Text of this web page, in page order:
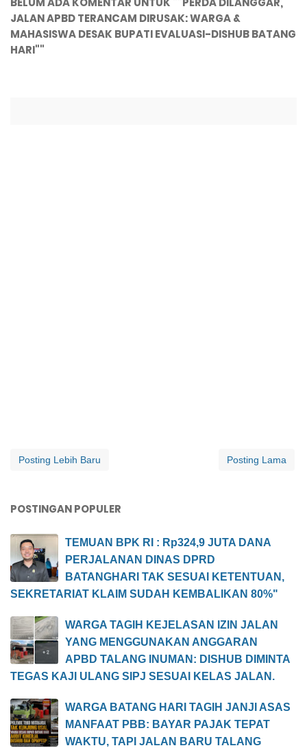
JALAN APBD TERANCAM DIRUSAK: WARGA &
MAHASISWA DESAK BUPATI EVALUASI-DISHUB BATANG
HARI""
Posting Lebih Baru Posting Lama
POSTINGAN POPULER
TEMUAN BPK RI : Rp324,9 JUTA DANA
PERJALANAN DINAS DPRD
BATANGHARI TAK SESUAI KETENTUAN,
SEKRETARIAT KLAIM SUDAH KEMBALIKAN 80%"
WARGA TAGIH KEJELASAN IZIN JALAN
YANG MENGGUNAKAN ANGGARAN
APBD TALANG INUMAN: DISHUB DIMINTA
TEGAS KAJI ULANG SIPJ SESUAI KELAS JALAN.
WARGA BATANG HARI TAGIH JANJI ASAS
MANFAAT PBB: BAYAR PAJAK TEPAT
WAKTU, TAPI JALAN BARU TALANG